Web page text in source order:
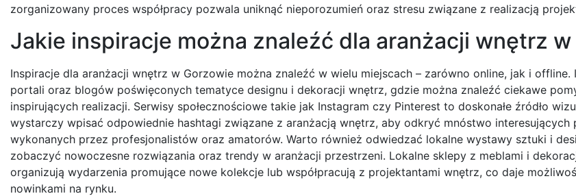
zorganizowany proces współpracy pozwala uniknąć nieporozumień oraz stresu związane z realizacją
Jakie inspiracje można znaleźć dla aranżacji wnętrz
Inspiracje dla aranżacji wnętrz w Gorzowie można znaleźć w wielu miejscach – zarówno online, jak i offline.
portali oraz blogów poświęconych tematyce designu i dekoracji wnętrz, gdzie można znaleźć ciekawe
inspirujących realizacji. Serwisy społecznościowe takie jak Instagram czy Pinterest to doskonałe źródło
wystarczy wpisać odpowiednie hashtagi związane z aranżacją wnętrz, aby odkryć mnóstwo interesujących
wykonanych przez profesjonalistów oraz amatorów. Warto również odwiedzać lokalne wystawy sztuki i
zobaczyć nowoczesne rozwiązania oraz trendy w aranżacji przestrzeni. Lokalne sklepy z meblami i
organizują wydarzenia promujące nowe kolekcje lub współpracują z projektantami wnętrz, co daje
nowinkami na rynku.